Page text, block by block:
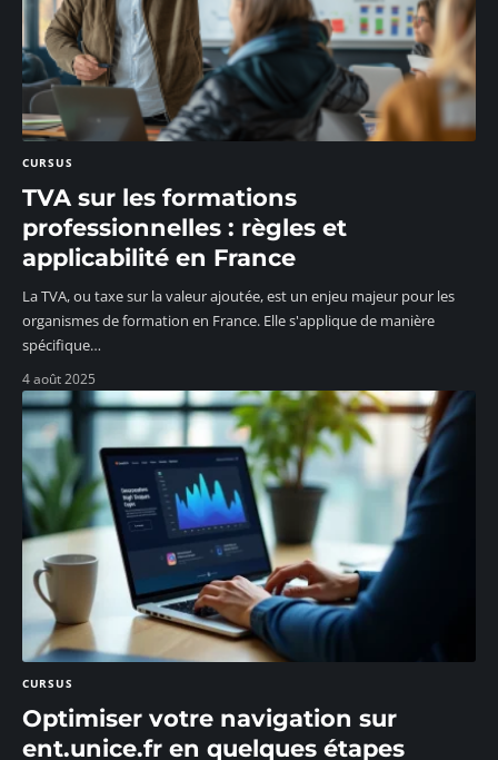
CURSUS
TVA sur les formations
professionnelles : règles et
applicabilité en France
La TVA, ou taxe sur la valeur ajoutée, est un enjeu majeur pour les
organismes de formation en France. Elle s'applique de manière
spécifique…
4 août 2025
CURSUS
Optimiser votre navigation sur
ent.unice.fr en quelques étapes